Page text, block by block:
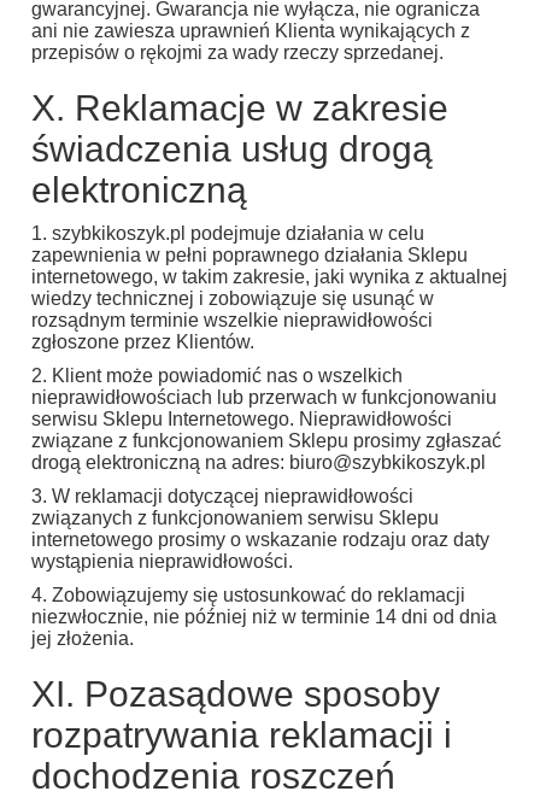
gwarancyjnej. Gwarancja nie wyłącza, nie ogranicza
ani nie zawiesza uprawnień Klienta wynikających z
przepisów o rękojmi za wady rzeczy sprzedanej.
X. Reklamacje w zakresie
świadczenia usług drogą
elektroniczną
1. szybkikoszyk.pl podejmuje działania w celu
zapewnienia w pełni poprawnego działania Sklepu
internetowego, w takim zakresie, jaki wynika z aktualnej
wiedzy technicznej i zobowiązuje się usunąć w
rozsądnym terminie wszelkie nieprawidłowości
zgłoszone przez Klientów.
2. Klient może powiadomić nas o wszelkich
nieprawidłowościach lub przerwach w funkcjonowaniu
serwisu Sklepu Internetowego. Nieprawidłowości
związane z funkcjonowaniem Sklepu prosimy zgłaszać
drogą elektroniczną na adres: biuro@szybkikoszyk.pl
3. W reklamacji dotyczącej nieprawidłowości
związanych z funkcjonowaniem serwisu Sklepu
internetowego prosimy o wskazanie rodzaju oraz daty
wystąpienia nieprawidłowości.
4. Zobowiązujemy się ustosunkować do reklamacji
niezwłocznie, nie później niż w terminie 14 dni od dnia
jej złożenia.
XI. Pozasądowe sposoby
rozpatrywania reklamacji i
dochodzenia roszczeń